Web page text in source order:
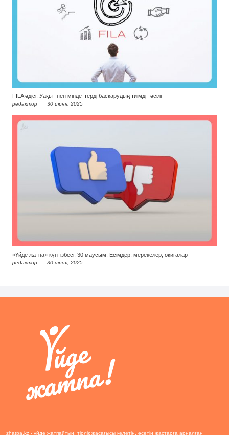
FILA әдісі: Уақыт пен міндеттерді басқарудың тиімді тәсілі
редактор 30 июня, 2025
«Үйде жатпа» күнтізбесі. 30 маусым: Есімдер, мерекелер, оқиғалар
редактор 30 июня, 2025
zhatpa.kz - үйде жатпайтын, тірлік жасағысы келетін, өсетін жастарға арналған